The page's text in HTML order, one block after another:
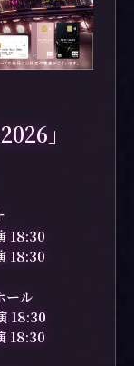
」
18:30
18:30
ール
18:30
18:30